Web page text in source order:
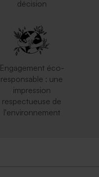
décision
Engagement éco-
responsable : une
impression
respectueuse de
l'environnement